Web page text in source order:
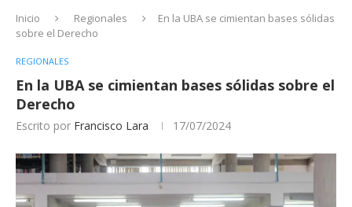
Inicio Regionales
En la UBA se cimientan bases sólidas
sobre el Derecho
REGIONALES
En la UBA se cimientan bases sólidas sobre el
Derecho
Escrito por Francisco Lara 17/07/2024